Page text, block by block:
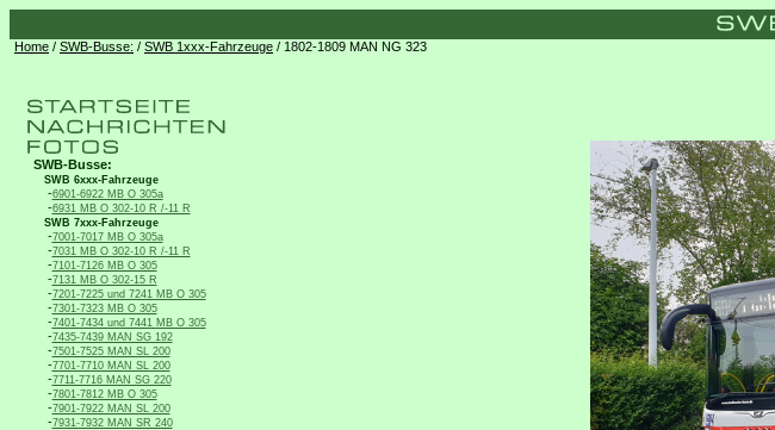
Home / SWB-Busse: / SWB 1xxx-Fahrzeuge / 1802-1809 MAN NG 323
SWB-Busse:
SWB 6xxx-Fahrzeuge
-6901-6922 MB O 305a
-6931 MB O 302-10 R /-11 R
SWB 7xxx-Fahrzeuge
-7001-7017 MB O 305a
-7031 MB O 302-10 R /-11 R
-7101-7126 MB O 305
-7131 MB O 302-15 R
-7201-7225 und 7241 MB O 305
-7301-7323 MB O 305
-7401-7434 und 7441 MB O 305
-7435-7439 MAN SG 192
-7501-7525 MAN SL 200
-7701-7710 MAN SL 200
-7711-7716 MAN SG 220
-7801-7812 MB O 305
-7901-7922 MAN SL 200
-7931-7932 MAN SR 240